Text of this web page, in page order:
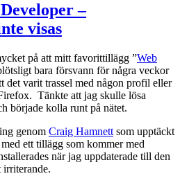
–
visas
på att mitt favorittillägg ”Web
bara försvann för några veckor
det varit trassel med någon profil eller
Tänkte att jag skulle lösa
började kolla runt på nätet.
genom Craig Hamnett som upptäckt
ett tillägg som kommer med
när jag uppdaterade till den
irriterande.